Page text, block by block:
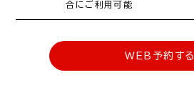
合にご利用可能
WEB予約する